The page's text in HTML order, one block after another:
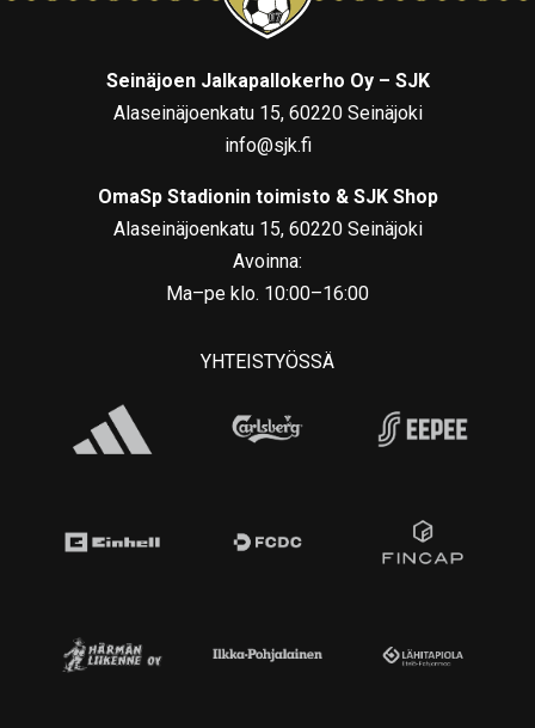
Seinäjoen Jalkapallokerho Oy – SJK
Alaseinäjoenkatu 15, 60220 Seinäjoki
info@sjk.fi
OmaSp Stadionin toimisto & SJK Shop
Alaseinäjoenkatu 15, 60220 Seinäjoki
Avoinna:
Ma–pe klo. 10:00–16:00
YHTEISTYÖSSÄ